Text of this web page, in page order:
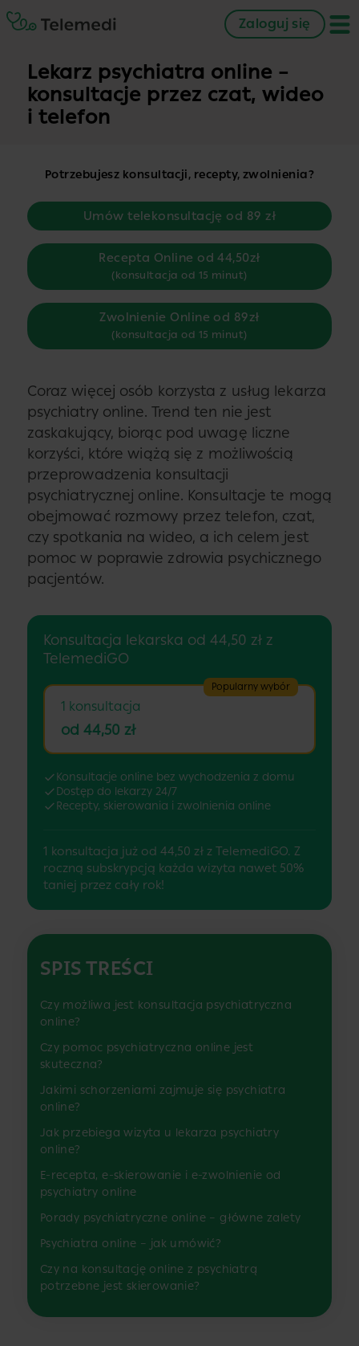
Zaloguj się
Lekarz psychiatra online –
konsultacje przez czat, wideo
i telefon
Potrzebujesz konsultacji, recepty, zwolnienia?
Umów telekonsultację od 89 zł
Recepta Online od 44,50zł
(konsultacja od 15 minut)
Zwolnienie Online od 89zł
(konsultacja od 15 minut)
Coraz więcej osób korzysta z usług lekarza
psychiatry online. Trend ten nie jest
zaskakujący, biorąc pod uwagę liczne
korzyści, które wiążą się z możliwością
przeprowadzenia konsultacji
psychiatrycznej online. Konsultacje te mogą
obejmować rozmowy przez telefon, czat,
czy spotkania na wideo, a ich celem jest
pomoc w poprawie zdrowia psychicznego
pacjentów.
Konsultacja lekarska od 44,50 zł z
TelemediGO
Popularny wybór
1 konsultacja
od 44,50 zł
Konsultacje online bez wychodzenia z domu
Dostęp do lekarzy 24/7
Recepty, skierowania i zwolnienia online
1 konsultacja już od 44,50 zł z TelemediGO. Z
roczną subskrypcją każda wizyta nawet 50%
taniej przez cały rok!
SPIS TREŚCI
Czy możliwa jest konsultacja psychiatryczna
online?
Czy pomoc psychiatryczna online jest
skuteczna?
Jakimi schorzeniami zajmuje się psychiatra
online?
Jak przebiega wizyta u lekarza psychiatry
online?
E-recepta, e-skierowanie i e-zwolnienie od
psychiatry online
Porady psychiatryczne online – główne zalety
Psychiatra online – jak umówić?
Czy na konsultację online z psychiatrą
potrzebne jest skierowanie?